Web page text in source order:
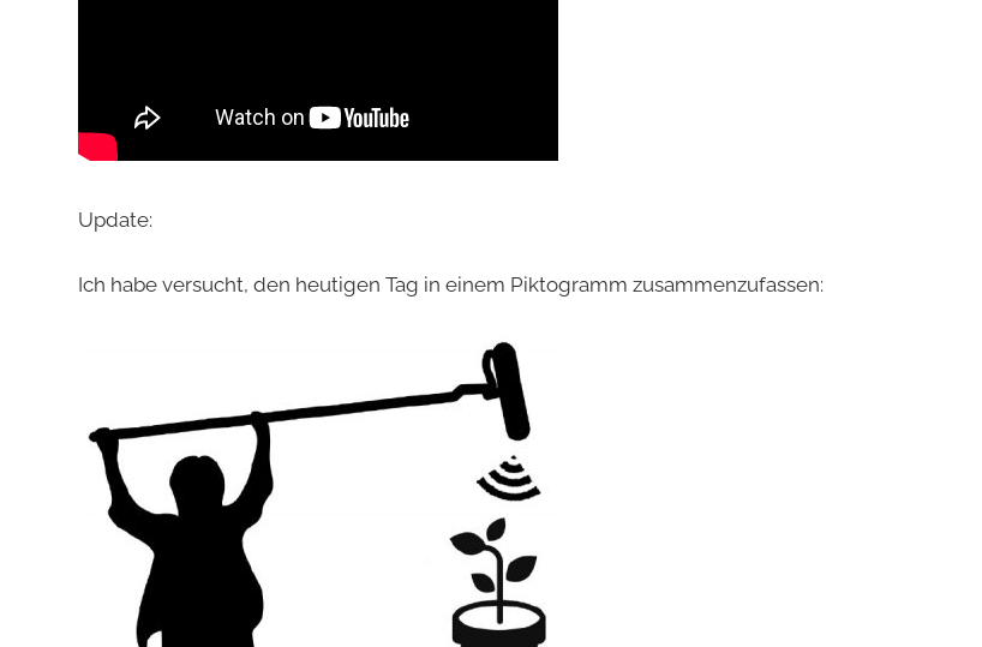
Update:
Ich habe versucht, den heutigen Tag in einem Piktogramm zusammenzufassen: